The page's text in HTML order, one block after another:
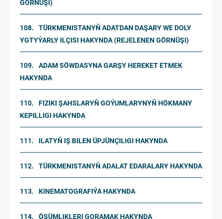
GÖRNÜŞI)
TÜRKMENISTANYŇ ADATDAN DAŞARY WE DOLY
YGTYÝARLY ILÇISI HAKYNDA (REJELENEN GÖRNÜŞI)
ADAM SÖWDASYNA GARŞY HEREKET ETMEK
HAKYNDA
FIZIKI ŞAHSLARYŇ GOÝUMLARYNYŇ HÖKMANY
KEPILLIGI HAKYNDA
ILATYŇ IŞ BILEN ÜPJÜNÇILIGI HAKYNDA
TÜRKMENISTANYŇ ADALAT EDARALARY HAKYNDA
KINEMATOGRAFIÝA HAKYNDA
ÖSÜMLIKLERI GORAMAK HAKYNDA